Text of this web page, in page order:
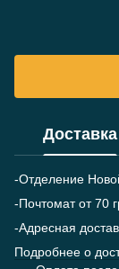
Доставка
-Отделение
-Почтомат от 70
-Адресная
Подробнее о